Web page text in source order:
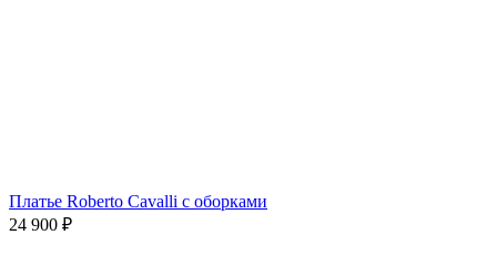
Платье Roberto Cavalli с оборками
24 900 ₽